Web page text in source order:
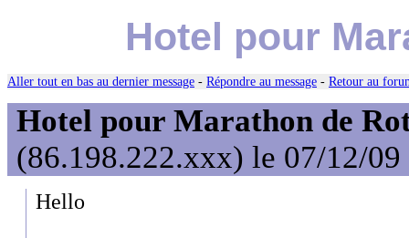
Hotel pour
Aller tout en bas au dernier message - Répondre au message - Retour au
Hotel pour Marathon de
(86.198.222.xxx) le 07/12/09
Hello